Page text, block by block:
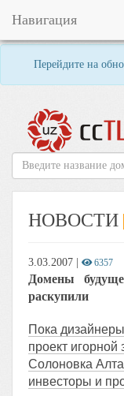
Перейдите на
Навигация
НОВОСТИ
3.03.2007 6357
Домены
раскупили
Пока
проект игорной
Солоновка
инвесторы и